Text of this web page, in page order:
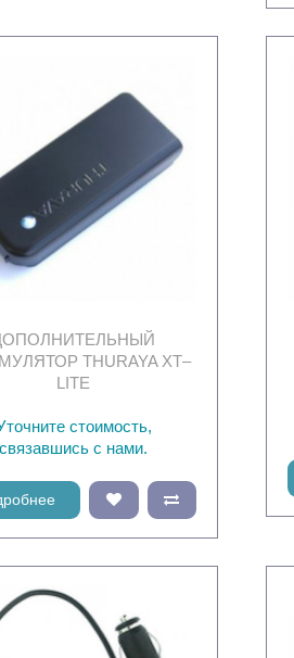
THURAYA XT–
LITE
стоимость,
связавшись с нами.